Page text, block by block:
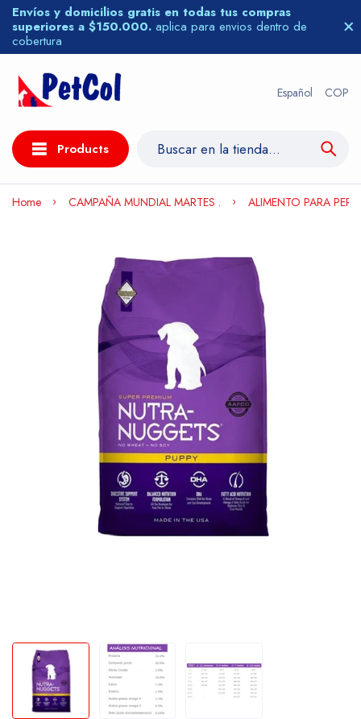
Envíos y domicilios gratis en todas tus compras
superiores a $150.000. aplica para envios dentro de
cobertura
Español COP
Products
Home CAMPAÑA MUNDIAL MARTES . ALIMENTO PARA